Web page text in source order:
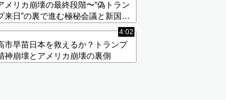
メリカ崩壊の最終段階〜“偽トラン
来日”の裏で進む極秘会議と新国家
4:02
市早苗日本を救えるか？トランプ
神崩壊とアメリカ崩壊の裏側